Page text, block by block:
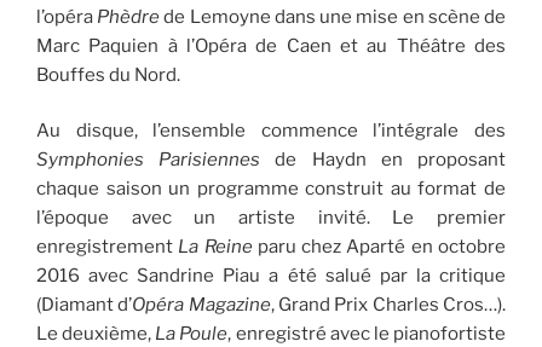
l’opéra Phèdrede Lemoyne dans une mise en scène de
Marc Paquien à l’Opéra de Caen et au Théâtre des
Bouffes du Nord.
Au disque, l’ensemble commence l’intégrale des
Symphonies Parisiennesde Haydn en proposant
chaque saison un programme construit au format de
l’époque avec un artiste invité. Le premier
enregistrement La Reineparu chez Aparté en octobre
2016 avec Sandrine Piau a été salué par la critique
(Diamant d’Opéra Magazine, Grand Prix Charles Cros…).
Le deuxième, La Poule, enregistré avec le pianofortiste